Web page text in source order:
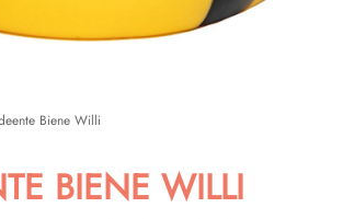
Biene Willi
BIENE WILLI